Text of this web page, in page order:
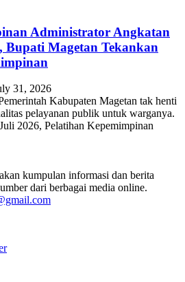
Administrator Angkatan
Magetan Tekankan
31, 2026
Kabupaten Magetan tak henti
pelayanan publik untuk warganya.
2026, Pelatihan Kepemimpinan
kumpulan informasi dan berita
dari berbagai media online.